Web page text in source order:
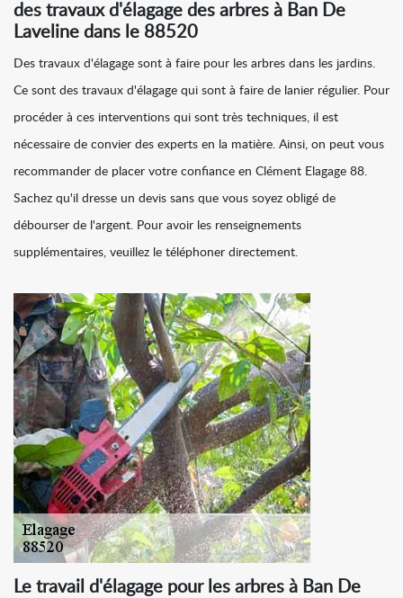
des travaux d'élagage des arbres à Ban De
Laveline dans le 88520
Des travaux d'élagage sont à faire pour les arbres dans les jardins.
Ce sont des travaux d'élagage qui sont à faire de lanier régulier. Pour
procéder à ces interventions qui sont très techniques, il est
nécessaire de convier des experts en la matière. Ainsi, on peut vous
recommander de placer votre confiance en Clément Elagage 88.
Sachez qu'il dresse un devis sans que vous soyez obligé de
débourser de l'argent. Pour avoir les renseignements
supplémentaires, veuillez le téléphoner directement.
Le travail d'élagage pour les arbres à Ban De